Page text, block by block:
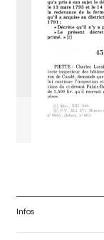
Infos